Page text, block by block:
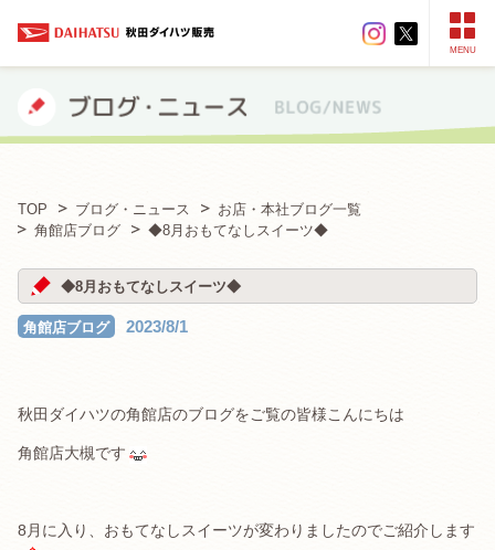
MENU
TOP ブログ・ニュース
お店・本社ブログ一覧
角館店ブログ
◆8月おもてなしスイーツ◆
◆8月おもてなしスイーツ◆
角館店ブログ 2023/8/1
秋田ダイハツの角館店のブログをご覧の皆様こんにちは
角館店大槻です
8月に入り、おもてなしスイーツが変わりましたのでご紹介します